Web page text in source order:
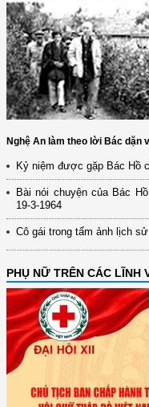
Nghệ An làm theo lời Bác dặn
Kỷ niệm được gặp Bác Hồ
Bài nói chuyện của Bác
19-3-1964
Cô gái trong tấm ảnh lịch
PHỤ NỮ TRÊN CÁC LĨNH